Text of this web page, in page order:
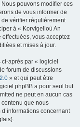
pouvons modifier ces
de vous informer de
vérifier régulièrement
à « Korvigelloù An
effectuées, vous acceptez
et mises à jour.
après par « logiciel
forum de discussions
» et qui peut être
phpBB a pour seul but
ne peut en aucun cas
que nous
concernant